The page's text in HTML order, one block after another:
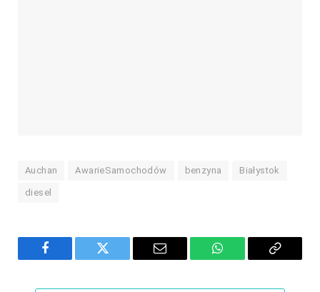
Auchan AwarieSamochodów benzyna Białystok
diesel
Facebook Twitter Email WhatsAppCopy